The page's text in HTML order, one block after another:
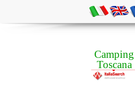
Camping
Toscana